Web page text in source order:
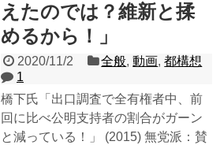
えたのでは？維新と揉
めるから！」
2020/11/2 全般,動画,都構想
1
橋下氏「出口調査で全有権者中、前
回に比べ公明支持者の割合がガーン
と減っている！」 (2015) 無党派：賛